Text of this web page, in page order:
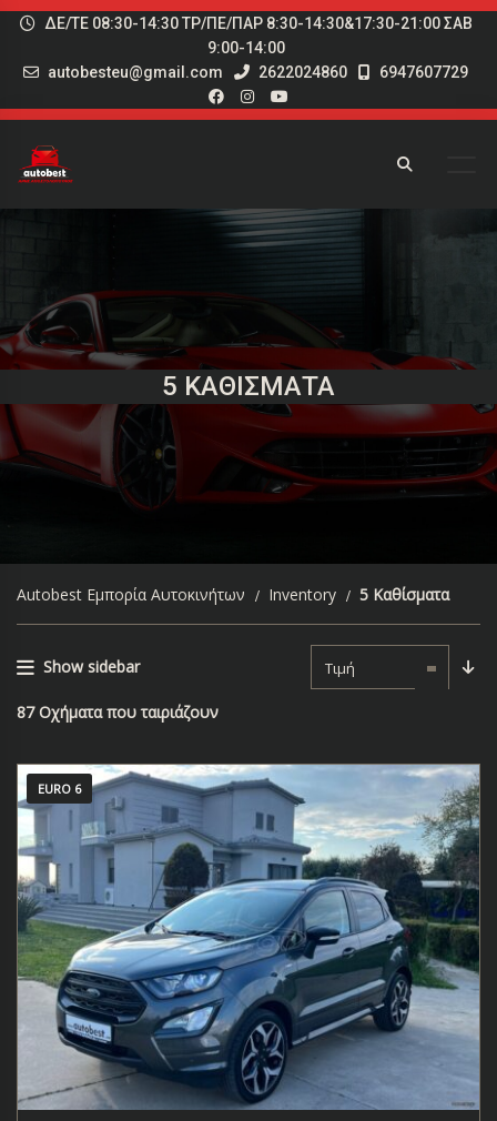
ΔΕ/ΤΕ 08:30-14:30 ΤΡ/ΠΕ/ΠΑΡ 8:30-14:30&17:30-21:00 ΣΑΒ
9:00-14:00
autobesteu@gmail.com
2622024860 6947607729
5 ΚΑΘΊΣΜΑΤΑ
Autobest Εμπορία Αυτοκινήτων Inventory 5 Καθίσματα
Show sidebar Τιμή
87 Οχήματα που ταιριάζουν
EURO 6